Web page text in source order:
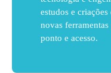
estudos e
novas
ponto e acesso.